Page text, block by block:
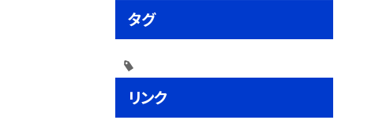
タグ
リンク